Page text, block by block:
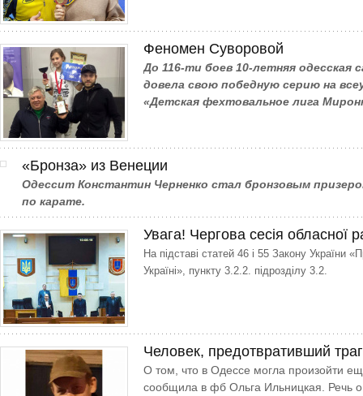
Феномен Суворовой
До 116-ти боев 10-летняя одесская
довела свою победную серию на
«Детская фехтовальное лига
«Бронза» из Венеции
Одессит Константин Черненко стал бронзовым
по карате.
Увага! Чергова сесія обласної
На підставі статей 46 і 55 Закону України
Україні», пункту 3.2.2. підрозділу 3.2.
Человек, предотвративший
О том, что в Одессе могла произойти
сообщила в фб Ольга Ильницкая. Речь